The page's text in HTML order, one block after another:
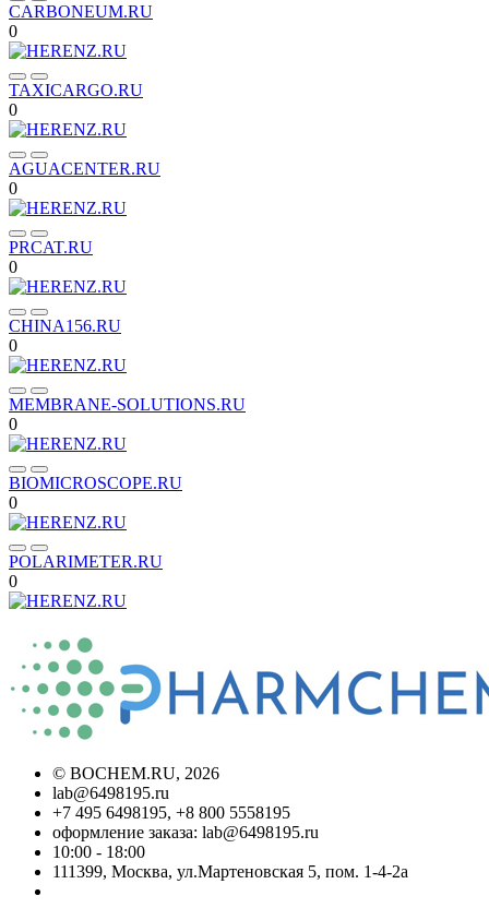
CARBONEUM.RU
0
TAXICARGO.RU
0
AGUACENTER.RU
0
PRCAT.RU
0
CHINA156.RU
0
MEMBRANE-SOLUTIONS.RU
0
BIOMICROSCOPE.RU
0
POLARIMETER.RU
0
© BOCHEM.RU, 2026
lab@6498195.ru
+7 495 6498195, +8 800 5558195
оформление заказа: lab@6498195.ru
10:00 - 18:00
111399, Москва, ул.Мартеновская 5, пом. 1-4-2а